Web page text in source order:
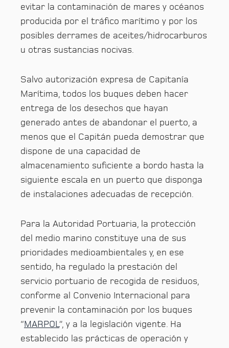
evitar la contaminación de mares y océanos
producida por el tráfico marítimo y por los
posibles derrames de aceites/hidrocarburos
u otras sustancias nocivas.
Salvo autorización expresa de Capitanía
Marítima, todos los buques deben hacer
entrega de los desechos que hayan
generado antes de abandonar el puerto, a
menos que el Capitán pueda demostrar que
dispone de una capacidad de
almacenamiento suficiente a bordo hasta la
siguiente escala en un puerto que disponga
de instalaciones adecuadas de recepción.
Para la Autoridad Portuaria, la protección
del medio marino constituye una de sus
prioridades medioambientales y, en ese
sentido, ha regulado la prestación del
servicio portuario de recogida de residuos,
conforme al Convenio Internacional para
prevenir la contaminación por los buques
“MARPOL”, y a la legislación vigente. Ha
establecido las prácticas de operación y